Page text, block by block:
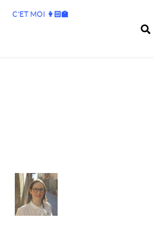
C’ET MOI 👩🏻‍🏫